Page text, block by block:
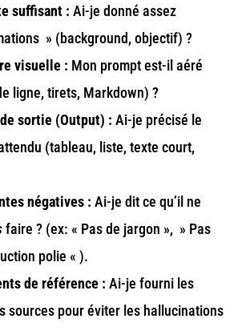
suffisant : Ai-je donné assez
» (background, objectif) ?
visuelle : Mon prompt est-il aéré
ligne, tirets, Markdown) ?
sortie (Output) : Ai-je précisé le
(tableau, liste, texte court,
négatives : Ai-je dit ce qu’il ne
faire ? (ex: « Pas de jargon », » Pas
polie « ).
de référence : Ai-je fourni les
sources pour éviter les hallucinations